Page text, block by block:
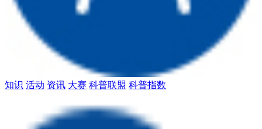
知识 活动 资讯 大赛 科普联盟 科普指数